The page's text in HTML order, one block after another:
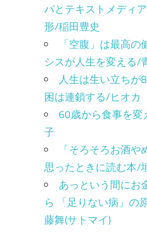
パとテキストメディ
形/稲田豊史
「空腹」は最高の
シスが人生を変える/
人生は生い立ちが
困は連鎖する/ヒオカ
60歳から食事を
子
「そろそろお酒
思ったときに読む本/
あっという間にお
ら 「足りない病」の
藤舞(サトマイ)